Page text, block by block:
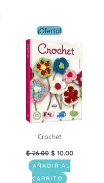
¡Oferta!
Crochet
$26.00
El
precio
original
era:
$ 26.00.
$ 10.00
es:
$ 10.00.
AÑADIR AL
CARRITO